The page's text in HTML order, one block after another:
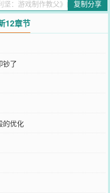
入场的索尼瑟瑟发抖……“在我名
，我永远是个游戏玩家。”
》还不错的话请不要忘记向您QQ
复制分享
12章节
钞了
的优化